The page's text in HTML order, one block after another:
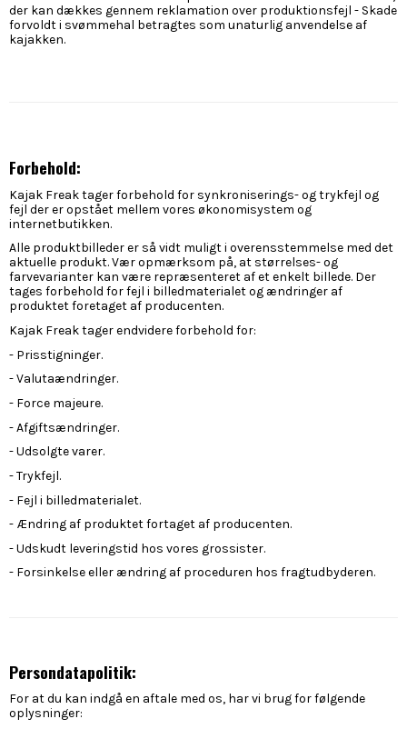
der kan dækkes gennem reklamation over produktionsfejl - Skade
forvoldt i svømmehal betragtes som unaturlig anvendelse af
kajakken.
Forbehold:
Kajak Freak tager forbehold for synkroniserings- og trykfejl og
fejl der er opstået mellem vores økonomisystem og
internetbutikken.
Alle produktbilleder er så vidt muligt i overensstemmelse med det
aktuelle produkt. Vær opmærksom på, at størrelses- og
farvevarianter kan være repræsenteret af et enkelt billede. Der
tages forbehold for fejl i billedmaterialet og ændringer af
produktet foretaget af producenten.
Kajak Freak tager endvidere forbehold for:
- Prisstigninger.
- Valutaændringer.
- Force majeure.
- Afgiftsændringer.
- Udsolgte varer.
- Trykfejl.
- Fejl i billedmaterialet.
- Ændring af produktet fortaget af producenten.
- Udskudt leveringstid hos vores grossister.
- Forsinkelse eller ændring af proceduren hos fragtudbyderen.
Persondatapolitik:
For at du kan indgå en aftale med os, har vi brug for følgende
oplysninger: